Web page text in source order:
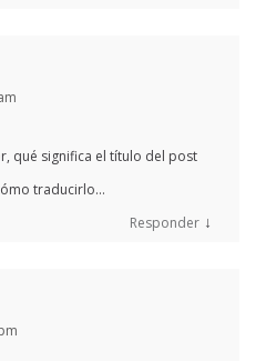
qué significa el título del post
traducirlo…
Responder ↓